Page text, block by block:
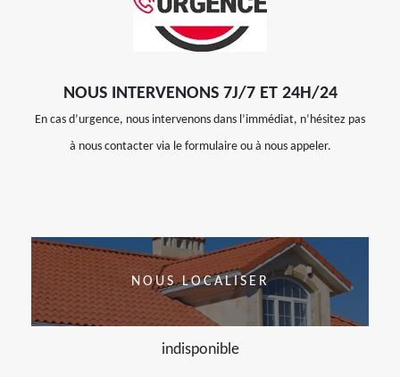
NOUS INTERVENONS 7J/7 ET 24H/24
En cas d’urgence, nous intervenons dans l’immédiat, n’hésitez pas
à nous contacter via le formulaire ou à nous appeler.
NOUS LOCALISER
indisponible